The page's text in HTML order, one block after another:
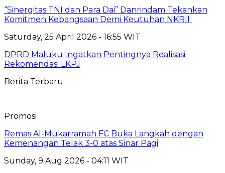
“Sinergitas TNI dan Para Dai” Danrindam Tekankan
Komitmen Kebangsaan Demi Keutuhan NKRII ‎
Saturday, 25 April 2026 - 16:55 WIT
DPRD Maluku Ingatkan Pentingnya Realisasi
Rekomendasi LKPJ
Berita Terbaru
Promosi
Remas Al-Mukarramah FC Buka Langkah dengan
Kemenangan Telak 3-0 atas Sinar Pagi
Sunday, 9 Aug 2026 - 04:11 WIT